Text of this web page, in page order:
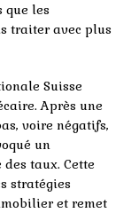
que les
traiter avec plus
Suisse
Après une
voire négatifs,
un
taux. Cette
stratégies
et remet